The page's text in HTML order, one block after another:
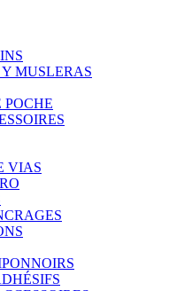
MUSLERAS
VIAS